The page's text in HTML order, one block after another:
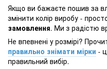
Якщо ви бажаєте пошив за
змінити колір виробу -
замовлення. Ми з радістю
Не впевнені у розмірі?
правильно знімати мірки -
правильний вибір.